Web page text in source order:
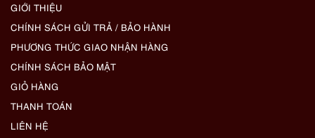
GIỚI THIỆU
CHÍNH SÁCH GỬI TRẢ / BẢO HÀNH
PHƯƠNG THỨC GIAO NHẬN HÀNG
CHÍNH SÁCH BẢO MẬT
GIỎ HÀNG
THANH TOÁN
LIÊN HỆ